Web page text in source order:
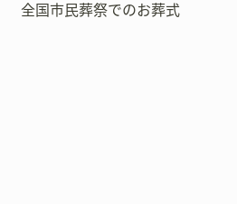
全国市民葬祭でのお葬式